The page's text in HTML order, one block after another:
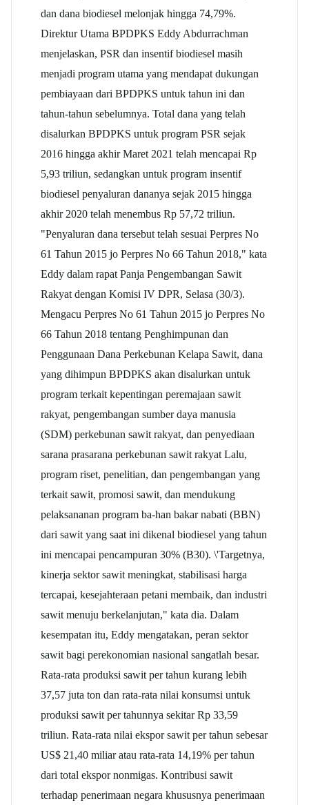
dan dana biodiesel melonjak hingga 74,79%.
Direktur Utama BPDPKS Eddy Abdurrachman
menjelaskan, PSR dan insentif biodiesel masih
menjadi program utama yang mendapat dukungan
pembiayaan dari BPDPKS untuk tahun ini dan
tahun-tahun sebelumnya. Total dana yang telah
disalurkan BPDPKS untuk program PSR sejak
2016 hingga akhir Maret 2021 telah mencapai Rp
5,93 triliun, sedangkan untuk program insentif
biodiesel penyaluran dananya sejak 2015 hingga
akhir 2020 telah menembus Rp 57,72 triliun.
"Penyaluran dana tersebut telah sesuai Perpres No
61 Tahun 2015 jo Perpres No 66 Tahun 2018," kata
Eddy dalam rapat Panja Pengembangan Sawit
Rakyat dengan Komisi IV DPR, Selasa (30/3).
Mengacu Perpres No 61 Tahun 2015 jo Perpres No
66 Tahun 2018 tentang Penghimpunan dan
Penggunaan Dana Perkebunan Kelapa Sawit, dana
yang dihimpun BPDPKS akan disalurkan untuk
program terkait kepentingan peremajaan sawit
rakyat, pengembangan sumber daya manusia
(SDM) perkebunan sawit rakyat, dan penyediaan
sarana prasarana perkebunan sawit rakyat Lalu,
program riset, penelitian, dan pengembangan yang
terkait sawit, promosi sawit, dan mendukung
pelaksananan program ba-han bakar nabati (BBN)
dari sawit yang saat ini dikenal biodiesel yang tahun
ini mencapai pencampuran 30% (B30). \'Targetnya,
kinerja sektor sawit meningkat, stabilisasi harga
tercapai, kesejahteraan petani membaik, dan industri
sawit menuju berkelanjutan," kata dia. Dalam
kesempatan itu, Eddy mengatakan, peran sektor
sawit bagi perekonomian nasional sangatlah besar.
Rata-rata produksi sawit per tahun kurang lebih
37,57 juta ton dan rata-rata nilai konsumsi untuk
produksi sawit per tahunnya sekitar Rp 33,59
triliun. Rata-rata nilai ekspor sawit per tahun sebesar
US$ 21,40 miliar atau rata-rata 14,19% per tahun
dari total ekspor nonmigas. Kontribusi sawit
terhadap penerimaan negara khususnya penerimaan